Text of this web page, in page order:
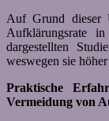
Auf Grund dieser
Aufklärungsrate
dargestellten
weswegen sie
Praktische
Vermeidung von